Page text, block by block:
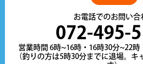
お電話でのお問い合
072-495-
営業時間 6時~16時・16時30分~22時
（釣りの方は5時30分までに退場。キ